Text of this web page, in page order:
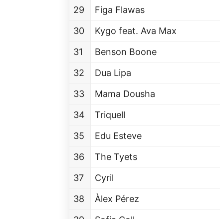
29
Figa Flawas
30
Kygo feat. Ava Max
31
Benson Boone
32
Dua Lipa
33
Mama Dousha
34
Triquell
35
Edu Esteve
36
The Tyets
37
Cyril
38
Àlex Pérez